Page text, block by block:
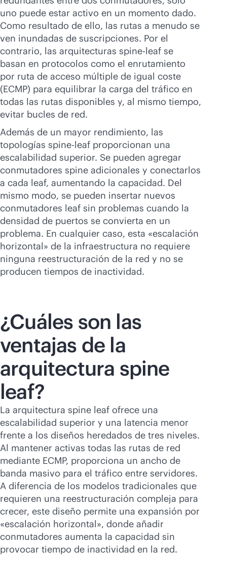
uno puede estar activo en un momento dado.
Como resultado de ello, las rutas a menudo se
ven inundadas de suscripciones. Por el
contrario, las arquitecturas spine-leaf se
basan en protocolos como el enrutamiento
por ruta de acceso múltiple de igual coste
(ECMP) para equilibrar la carga del tráfico en
todas las rutas disponibles y, al mismo tiempo,
evitar bucles de red.
Además de un mayor rendimiento, las
topologías spine-leaf proporcionan una
escalabilidad superior. Se pueden agregar
conmutadores spine adicionales y conectarlos
a cada leaf, aumentando la capacidad. Del
mismo modo, se pueden insertar nuevos
conmutadores leaf sin problemas cuando la
densidad de puertos se convierta en un
problema. En cualquier caso, esta «escalación
horizontal» de la infraestructura no requiere
ninguna reestructuración de la red y no se
producen tiempos de inactividad.
¿Cuáles son las
ventajas de la
arquitectura spine
leaf?
La arquitectura spine leaf ofrece una
escalabilidad superior y una latencia menor
frente a los diseños heredados de tres niveles.
Al mantener activas todas las rutas de red
mediante ECMP, proporciona un ancho de
banda masivo para el tráfico entre servidores.
A diferencia de los modelos tradicionales que
requieren una reestructuración compleja para
crecer, este diseño permite una expansión por
«escalación horizontal», donde añadir
conmutadores aumenta la capacidad sin
provocar tiempo de inactividad en la red.